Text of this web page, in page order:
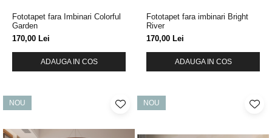
Fototapet fara Imbinari Colorful
Garden
170,00 Lei
ADAUGA IN COS
Fototapet fara imbinari Bright
River
170,00 Lei
ADAUGA IN COS
NOU NOU